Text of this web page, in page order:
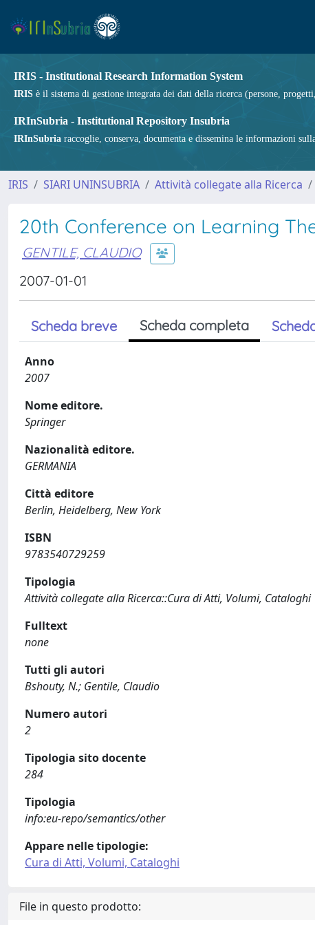
IRIS - Institutional Research Information System
IRIS è il sistema di gestione integrata dei dati della ricerca (persone,
IRInSubria - Institutional Repository Insubria
IRInSubria raccoglie, conserva, documenta e dissemina le informazioni
IRIS SIARI UNINSUBRIA Attività collegate alla Ricerca
20th Conference on Learning
GENTILE, CLAUDIO
2007-01-01
Scheda breve Scheda completa
Anno
2007
Nome editore.
Springer
Nazionalità editore.
GERMANIA
Città editore
Berlin, Heidelberg, New York
ISBN
9783540729259
Tipologia
Attività collegate alla Ricerca::Cura di Atti, Volumi, Cataloghi
Fulltext
none
Tutti gli autori
Bshouty, N.; Gentile, Claudio
Numero autori
2
Tipologia sito docente
284
Tipologia
info:eu-repo/semantics/other
Appare nelle tipologie:
Cura di Atti, Volumi, Cataloghi
File in questo prodotto: